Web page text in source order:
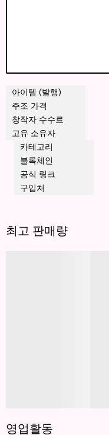
아이템 (발행)
주조 가격
창작자 수수료
고유 소유자
카테고리
블록체인
공식 링크
구입처
최고 판매량
영업활동